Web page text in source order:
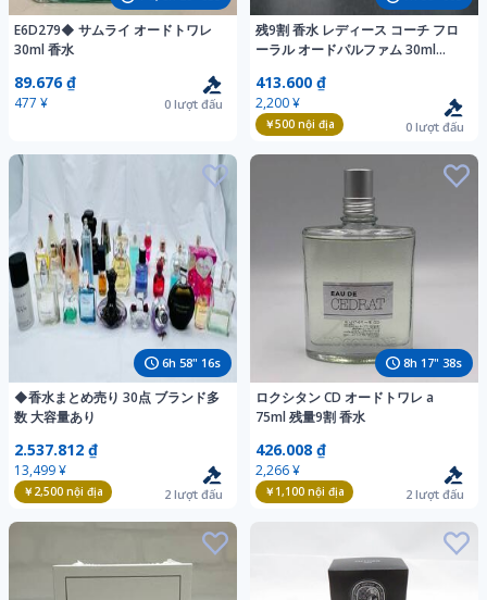
E6D279◆ サムライ オードトワレ
30ml 香水
89.676 ₫
477 ¥ 0 lượt đấu
残9割 香水 レディース コーチ フロ
ーラル オードパルファム 30ml
グランス 50ml 2
413.600 ₫
2,200 ¥
￥500nội địa 0 lượt đấu
6h 58" 14s
◆香水まとめ売り 30点 ブランド多
数 大容量あり
2.537.812 ₫
13,499 ¥
￥2,500nội địa 2 lượt đấu
8h 17" 36s
ロクシタン CD オードトワレ a
75ml 残量9割 香水
426.008 ₫
2,266 ¥
￥1,100nội địa 2 lượt đấu